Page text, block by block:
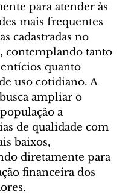
para atender às
mais frequentes
cadastradas no
contemplando tanto
quanto
uso cotidiano. A
ampliar o
a
de qualidade com
baixos,
diretamente para
financeira dos